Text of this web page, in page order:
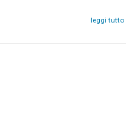
leggi tutto